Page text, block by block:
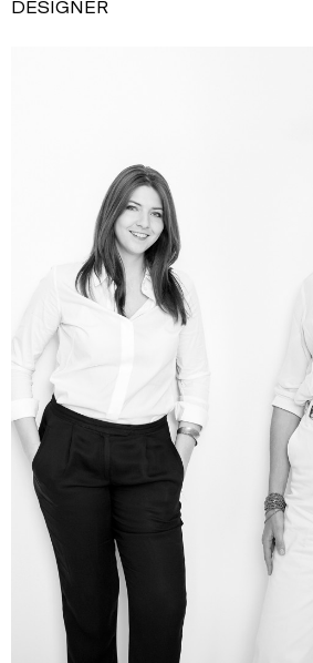
DESIGNER